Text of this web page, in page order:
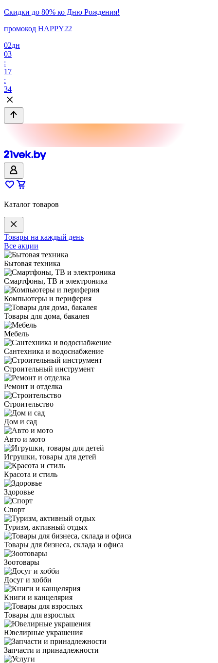
Скидки до 80% ко Дню Рождения!
промокод HAPPY22
02дн
03
:
17
:
34
Каталог товаров
Товары на каждый день
Все акции
Бытовая техника
Смартфоны, ТВ и электроника
Компьютеры и периферия
Товары для дома, бакалея
Мебель
Сантехника и водоснабжение
Строительный инструмент
Ремонт и отделка
Строительство
Дом и сад
Авто и мото
Игрушки, товары для детей
Красота и стиль
Здоровье
Спорт
Туризм, активный отдых
Товары для бизнеса, склада и офиса
Зоотовары
Досуг и хобби
Книги и канцелярия
Товары для взрослых
Ювелирные украшения
Запчасти и принадлежности